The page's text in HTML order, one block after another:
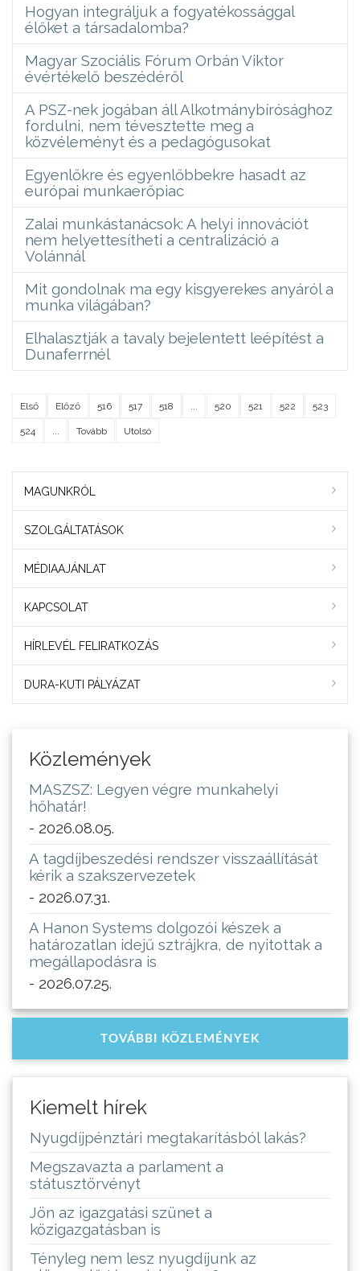
Hogyan integráljuk a fogyatékossággal
élőket a társadalomba?
Magyar Szociális Fórum Orbán Viktor
évértékelő beszédéről
A PSZ-nek jogában áll Alkotmánybírósághoz
fordulni, nem tévesztette meg a
közvéleményt és a pedagógusokat
Egyenlőkre és egyenlőbbekre hasadt az
európai munkaerőpiac
Zalai munkástanácsok: A helyi innovációt
nem helyettesítheti a centralizáció a
Volánnál
Mit gondolnak ma egy kisgyerekes anyáról a
munka világában?
Elhalasztják a tavaly bejelentett leépítést a
Dunaferrnél
Első Előző 516 517 518 520 521 522 523
524 Tovább Utolsó
MAGUNKRÓL
SZOLGÁLTATÁSOK
MÉDIAAJÁNLAT
KAPCSOLAT
HÍRLEVÉL FELIRATKOZÁS
DURA-KUTI PÁLYÁZAT
Közlemények
MASZSZ: Legyen végre munkahelyi
hőhatár!
- 2026.08.05.
A tagdíjbeszedési rendszer visszaállítását
kérik a szakszervezetek
- 2026.07.31.
A Hanon Systems dolgozói készek a
határozatlan idejű sztrájkra, de nyitottak a
megállapodásra is
- 2026.07.25.
TOVÁBBI KÖZLEMÉNYEK
Kiemelt hírek
Nyugdíjpénztári megtakarításból lakás?
Megszavazta a parlament a
státusztörvényt
Jön az igazgatási szünet a
közigazgatásban is
Tényleg nem lesz nyugdíjunk az